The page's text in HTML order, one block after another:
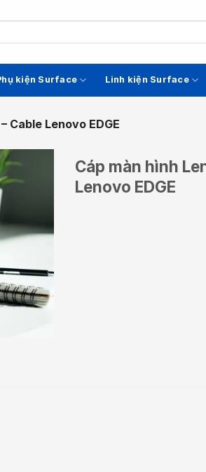
kiện Surface Linh kiện Surface
Cable Lenovo EDGE
Cáp màn hình
Lenovo EDGE